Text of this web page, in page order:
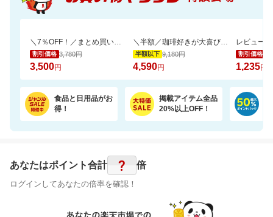
＼7％OFF！／まとめ買いに！ネピア トイレットペーパー 72ロール
割引価格 3,780円
3,500円
＼半額／珈琲好きが大喜び。銀座の専門店の芳醇なドリップ珈琲を飲み比べ10種100杯
半額以下 9,180円
4,590円
割引価格
1,235円
食品と日用品がお
得！
掲載アイテム全品
20%以上OFF！
あなたはポイント合計 ? 倍
ログインしてあなたの倍率を確認！